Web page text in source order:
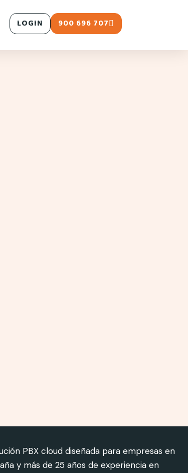
LOGIN 900 696 707
PBX cloud diseñada para empresas en
y más de 25 años de experiencia en